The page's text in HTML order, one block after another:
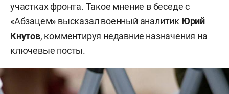
участках фронта. Такое мнение в беседе с
«Абзацем» высказал военный аналитик Юрий
Кнутов, комментируя недавние назначения на
ключевые посты.